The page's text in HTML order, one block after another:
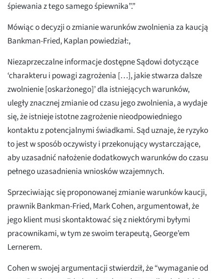
śpiewania z tego samego śpiewnika”.”
Mówiąc o decyzji o zmianie warunków zwolnienia za kaucją
Bankman-Fried, Kaplan powiedział:,
Niezaprzeczalne informacje dostępne Sądowi dotyczące
‘charakteru i powagi zagrożenia […], jakie stwarza dalsze
zwolnienie [oskarżonego]’ dla istniejących warunków,
uległy znacznej zmianie od czasu jego zwolnienia, a wydaje
się, że istnieje istotne zagrożenie nieodpowiedniego
kontaktu z potencjalnymi świadkami. Sąd uznaje, że ryzyko
to jest w sposób oczywisty i przekonujący wystarczające,
aby uzasadnić nałożenie dodatkowych warunków do czasu
pełnego uzasadnienia wniosków wzajemnych.
Sprzeciwiając się proponowanej zmianie warunków kaucji,
prawnik Bankman-Fried, Mark Cohen, argumentował, że
jego klient musi skontaktować się z niektórymi byłymi
pracownikami, w tym ze swoim terapeutą, George’em
Lernerem.
Cohen w swojej argumentacji stwierdził, że “wymaganie od